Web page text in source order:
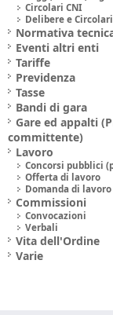
Circolari CNI
Delibere e
Normativa
Eventi altri enti
Tariffe
Previdenza
Tasse
Bandi di gara
Gare ed appalti
committente)
Lavoro
Concorsi pubblici
Offerta di lavoro
Domanda di lavoro
Commissioni
Convocazioni
Verbali
Vita dell'Ordine
Varie